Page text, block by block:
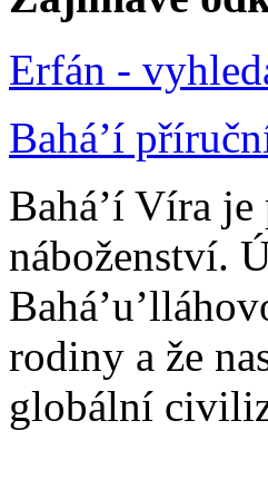
Erfán -
Bahá’í
Bahá’í Víra
náboženství.
rodiny a že
globální